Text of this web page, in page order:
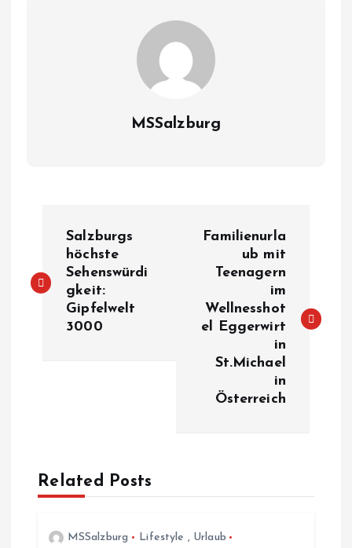
MSSalzburg
i
s
Salzburgs
höchste
Sehenswürdi
gkeit:
Gipfelwelt
3000
Familienurla
ub mit
Teenagern
im
Wellnesshot
el Eggerwirt
in
St.Michael
in
Österreich
Related Posts
MSSalzburg Lifestyle , Urlaub